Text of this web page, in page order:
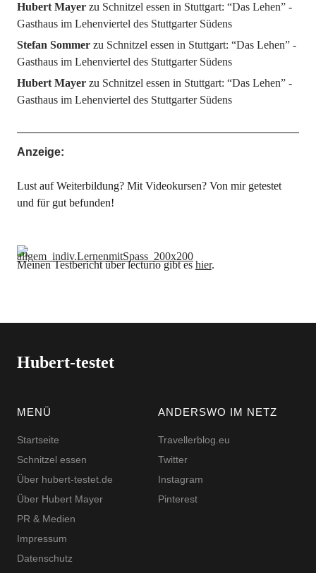
Hubert Mayerzu Schnitzel essen in Stuttgart: “Das Lehen” -
Gasthaus im Lehenviertel des Stuttgarter Südens
Stefan Sommerzu Schnitzel essen in Stuttgart: “Das Lehen” -
Gasthaus im Lehenviertel des Stuttgarter Südens
Hubert Mayerzu Schnitzel essen in Stuttgart: “Das Lehen” -
Gasthaus im Lehenviertel des Stuttgarter Südens
Anzeige:
Lust auf Weiterbildung? Mit Videokursen? Von mir getestet
und für gut befunden!
Meinen Testbericht über lecturio gibt eshier.
Hubert-testet
MENÜ
Startseite
Schnitzel essen
Über hubert-testet.de
Über Hubert Mayer
PR & Medien
Impressum
Datenschutz
ANDERSWO IM NETZ
Travellerblog.eu
Twitter
Instagram
Pinterest